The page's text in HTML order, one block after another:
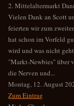
2. Mittelaltermarkt
Vielen Dank an Scott
feierten wir zum
hat schon im Vorfeld
wird und was nicht
"Markt-Newbies" über
die Nerven und...
Montag, 12. August
Zum Eintrag